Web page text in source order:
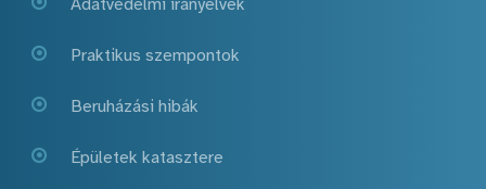
Adatvédelmi irányelvek
Praktikus szempontok
Beruházási hibák
Épületek katasztere